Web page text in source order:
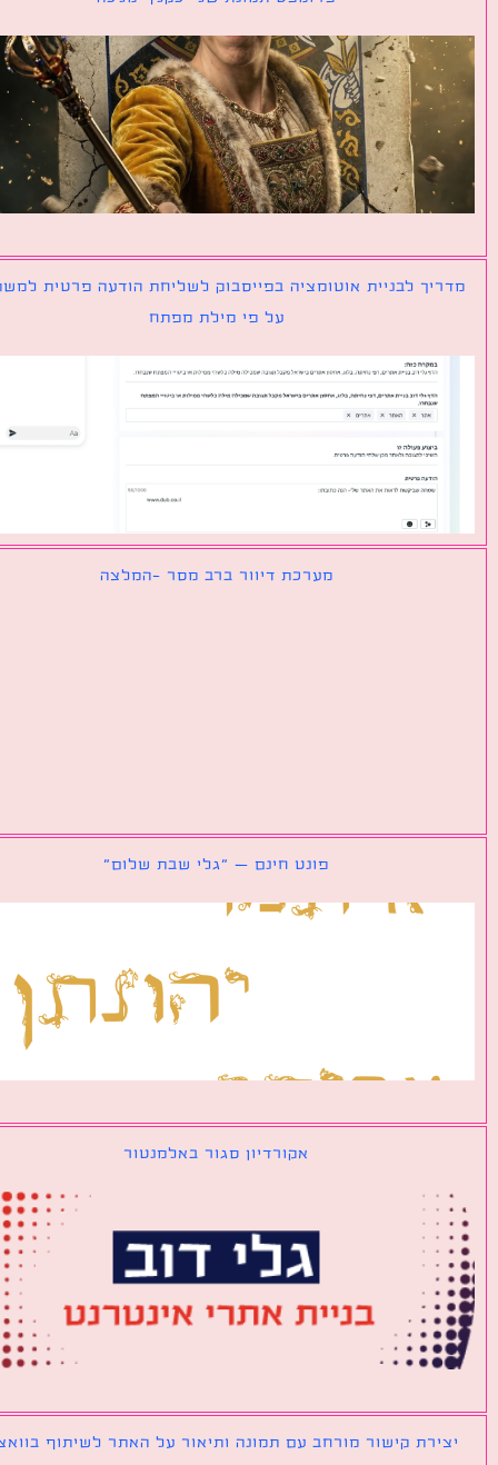
לבניית אוטומציה בפייסבוק לשליחת הודעה פרטית למשתמש
על פי מילת מפתח
מערכת דיוור ברב מסר -המלצה
פונט חינם – ״גלי שבת שלום״
אקורדיון סגור באלמנטור
קישור מורחב עם תמונה ותיאור על האתר לשיתוף בוואצאפ